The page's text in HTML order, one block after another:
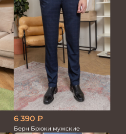
6 390 ₽
Берн Брюки мужские